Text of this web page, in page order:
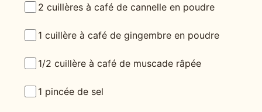
2 cuillères à café de cannelle en poudre
1 cuillère à café de gingembre en poudre
1/2 cuillère à café de muscade râpée
1 pincée de sel